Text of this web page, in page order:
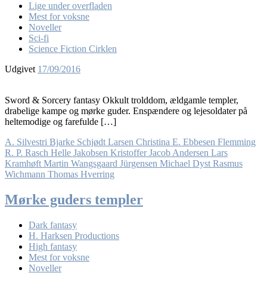
Lige under overfladen
Mest for voksne
Noveller
Sci-fi
Science Fiction Cirklen
Udgivet 17/09/2016
Sword & Sorcery fantasy Okkult trolddom, ældgamle templer,
drabelige kampe og mørke guder. Enspændere og lejesoldater på
heltemodige og farefulde […]
A. Silvestri Bjarke Schjødt Larsen Christina E. Ebbesen Flemming
R. P. Rasch Helle Jakobsen Kristoffer Jacob Andersen Lars
Kramhøft Martin Wangsgaard Jürgensen Michael Dyst Rasmus
Wichmann Thomas Hverring
Mørke guders templer
Dark fantasy
H. Harksen Productions
High fantasy
Mest for voksne
Noveller